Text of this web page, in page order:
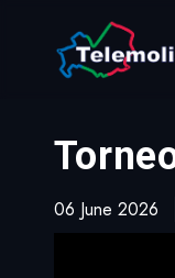
06 June 2026